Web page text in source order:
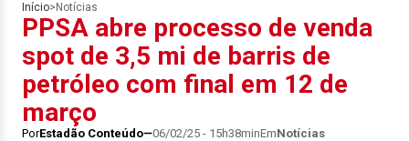
Início> Notícias
PPSA abre processo de venda
spot de 3,5 mi de barris de
petróleo com final em 12 de
março
PorEstadão Conteúdo 06/02/25 - 15h38minEmNotícias